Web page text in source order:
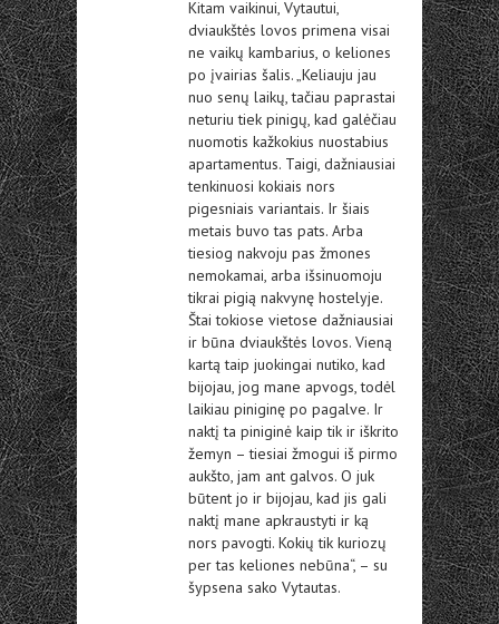
Kitam vaikinui, Vytautui,
dviaukštės lovos primena visai
ne vaikų kambarius, o keliones
po įvairias šalis. „Keliauju jau
nuo senų laikų, tačiau paprastai
neturiu tiek pinigų, kad galėčiau
nuomotis kažkokius nuostabius
apartamentus. Taigi, dažniausiai
tenkinuosi kokiais nors
pigesniais variantais. Ir šiais
metais buvo tas pats. Arba
tiesiog nakvoju pas žmones
nemokamai, arba išsinuomoju
tikrai pigią nakvynę hostelyje.
Štai tokiose vietose dažniausiai
ir būna dviaukštės lovos. Vieną
kartą taip juokingai nutiko, kad
bijojau, jog mane apvogs, todėl
laikiau piniginę po pagalve. Ir
naktį ta piniginė kaip tik ir iškrito
žemyn – tiesiai žmogui iš pirmo
aukšto, jam ant galvos. O juk
būtent jo ir bijojau, kad jis gali
naktį mane apkraustyti ir ką
nors pavogti. Kokių tik kuriozų
per tas keliones nebūna“, – su
šypsena sako Vytautas.